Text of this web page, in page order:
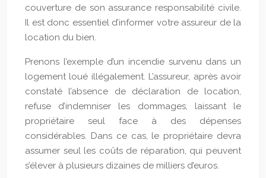
couverture de son assurance responsabilité civile.
Il est donc essentiel d’informer votre assureur de la
location du bien.
Prenons l’exemple d’un incendie survenu dans un
logement loué illégalement. L’assureur, après avoir
constaté l’absence de déclaration de location,
refuse d’indemniser les dommages, laissant le
propriétaire seul face à des dépenses
considérables. Dans ce cas, le propriétaire devra
assumer seul les coûts de réparation, qui peuvent
s’élever à plusieurs dizaines de milliers d’euros.